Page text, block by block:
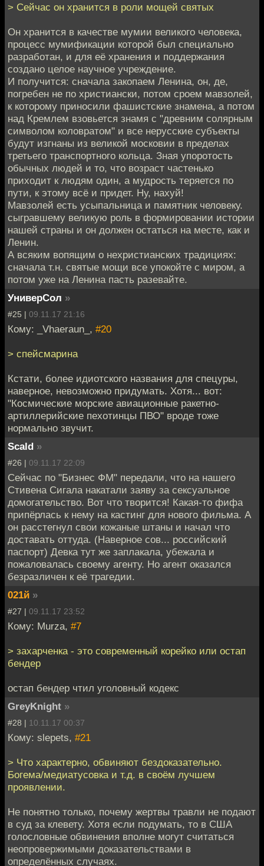
> Сейчас он хранится в роли мощей святых
Он хранится в качестве мумии великого человека,
процесс мумификации которой был специально
разработан, и для её хранения и поддержания
создано целое научное учреждение.
И получится: сначала закопаем Ленина, он, де,
погребен не по христиански, потом сроем мавзолей,
к которому приносили фашистские знамена, а потом
над Кремлем взовьется знамя с "древним солярным
символом коловратом" и все нерусские субъекты
будут изгнаны из великой московии в пределах
третьего транспортного кольца. Зная упоротость
обычных людей и то, что возраст частенько
приходит к людям один, а мудрость теряется по
пути, к этому всё и придет. Ну, нахуй!
Мавзолей есть усыпальница и памятник человеку.
сыгравшему великую роль в формировании истории
нашей страны и он должен остаться на месте, как и
Ленин.
А всяким вопящим о нехристианских традициях:
сначала т.н. святые мощи все упокойте с миром, а
потом уже на Ленина пасть разевайте.
УниверСол »
#25 | 09.11.17 21:16
Кому: _Vhaeraun_, #20
> спейсмарина
Кстати, более идиотского названия для спецуры,
наверное, невозможно придумать. Хотя... вот:
"Космические морские авиационные ракетно-
артиллерийские пехотинцы ПВО" вроде тоже
нормально звучит.
Scald »
#26 | 09.11.17 22:09
Сейчас по "Бизнес ФМ" передали, что на нашего
Стивена Сигала накатали заяву за сексуальное
домогательство. Вот что творится! Какая-то фифа
припёрлась к нему на кастинг для нового фильма. А
он расстегнул свои кожаные штаны и начал что
доставать оттуда. (Наверное сов... российский
паспорт) Девка тут же заплакала, убежала и
пожаловалась своему агенту. Но агент оказался
безразличен к её трагедии.
021й »
#27 | 09.11.17 23:52
Кому: Murza, #7
> захарченка - это современный корейко или остап
бендер
остап бендер чтил уголовный кодекс
GreyKnight »
#28 | 10.11.17 00:37
Кому: slepets, #21
> Что характерно, обвиняют бездоказательно.
Богема/медиатусовка и т.д. в своём лучшем
проявлении.
Не понятно только, почему жертвы травли не подают
в суд за клевету. Хотя если подумать, то в США
голословные обвинения вполне могут считаться
неопровержимыми доказательствами в
определённых случаях.